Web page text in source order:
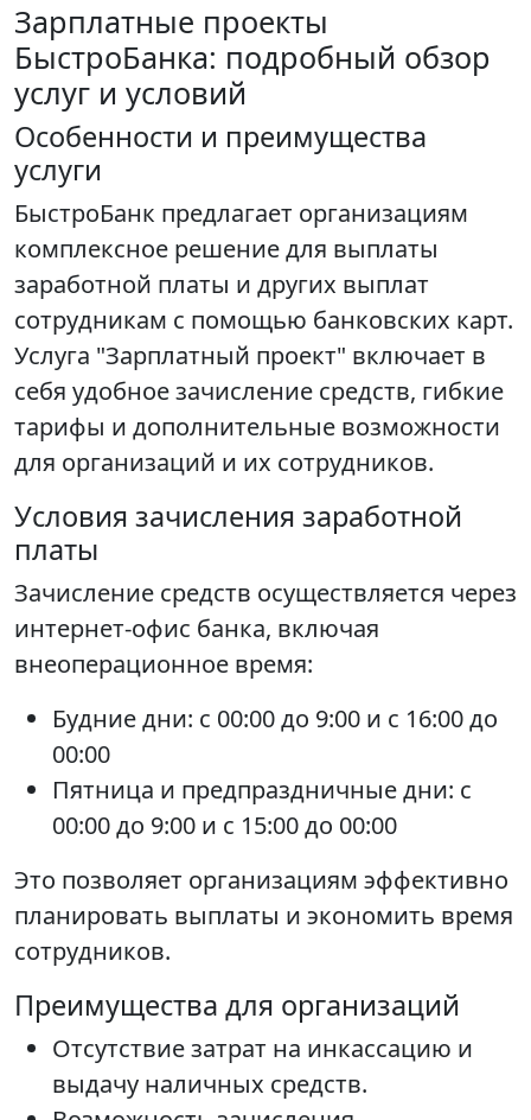
Зарплатные проекты
БыстроБанка: подробный обзор
услуг и условий
Особенности и преимущества
услуги
БыстроБанк предлагает организациям
комплексное решение для выплаты
заработной платы и других выплат
сотрудникам с помощью банковских карт.
Услуга "Зарплатный проект" включает в
себя удобное зачисление средств, гибкие
тарифы и дополнительные возможности
для организаций и их сотрудников.
Условия зачисления заработной
платы
Зачисление средств осуществляется через
интернет-офис банка, включая
внеоперационное время:
Будние дни: с 00:00 до 9:00 и с 16:00 до
00:00
Пятница и предпраздничные дни: с
00:00 до 9:00 и с 15:00 до 00:00
Это позволяет организациям эффективно
планировать выплаты и экономить время
сотрудников.
Преимущества для организаций
Отсутствие затрат на инкассацию и
выдачу наличных средств.